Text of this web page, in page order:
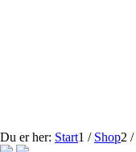
Du er her: Start1 / Shop2 /